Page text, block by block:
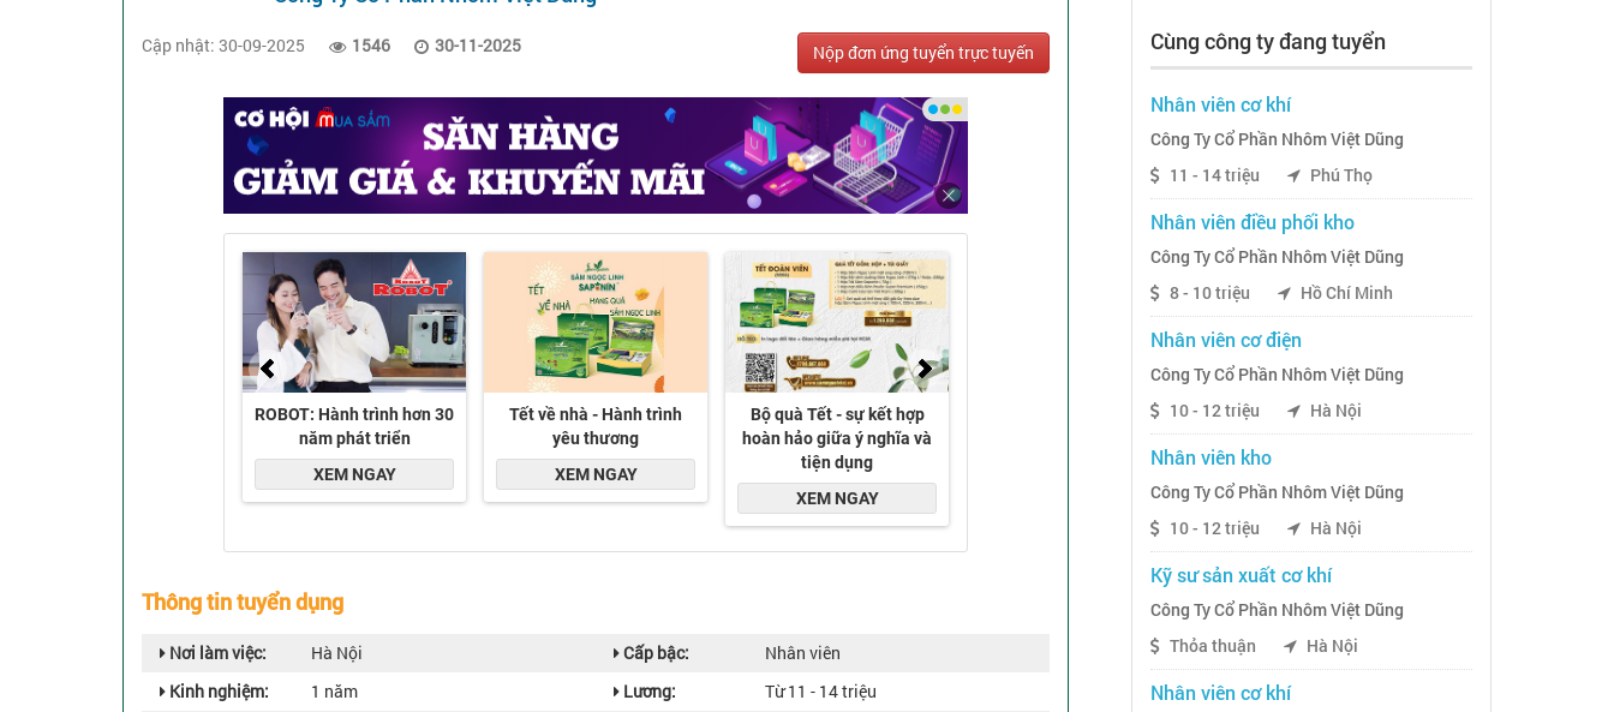
Cập nhật: 30-09-2025 1546 30-11-2025 Nộp đơn ứng tuyển trực tuyến
Thông tin tuyển dụng
Nơi làm việc:
Hà Nội
Kinh nghiệm:
1 năm
Cấp bậc:
Nhân viên
Lương:
Từ 11 - 14 triệu
Cùng công ty đang tuyển
Nhân viên cơ khí
Công Ty Cổ Phần Nhôm Việt Dũng
11 - 14 triệu
Phú Thọ
Nhân viên điều phối kho
Công Ty Cổ Phần Nhôm Việt Dũng
8 - 10 triệu
Hồ Chí Minh
Nhân viên cơ điện
Công Ty Cổ Phần Nhôm Việt Dũng
10 - 12 triệu
Hà Nội
Nhân viên kho
Công Ty Cổ Phần Nhôm Việt Dũng
10 - 12 triệu
Hà Nội
Kỹ sư sản xuất cơ khí
Công Ty Cổ Phần Nhôm Việt Dũng
Thỏa thuận
Hà Nội
Nhân viên cơ khí